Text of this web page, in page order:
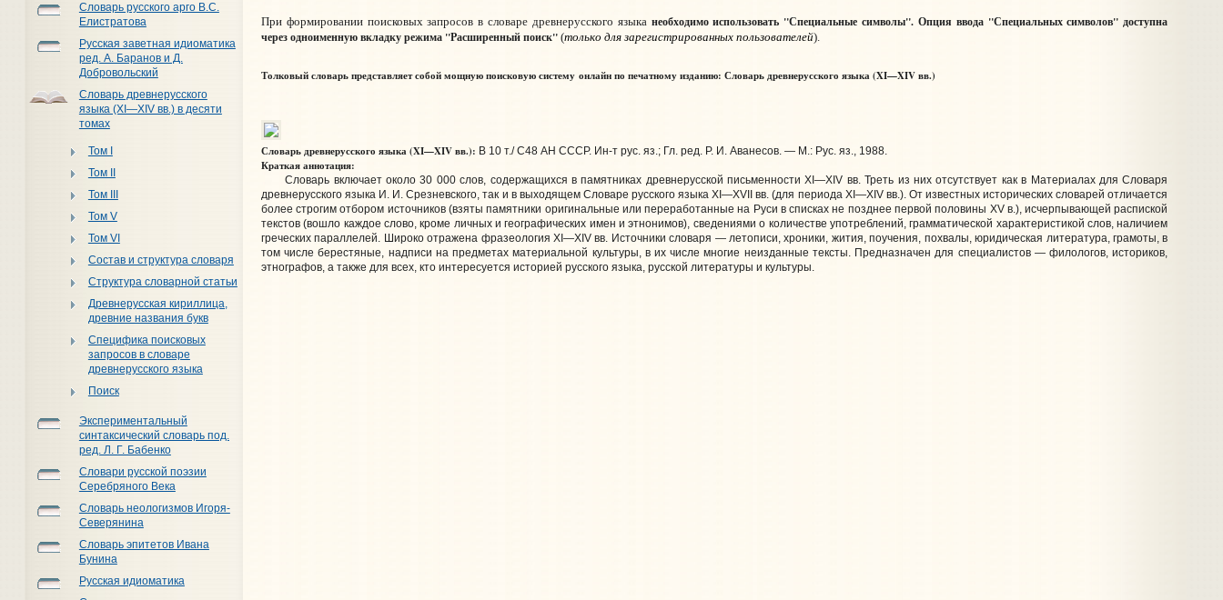
Словарь русского арго В.С.
Елистратова
Русская заветная идиоматика
ред. А. Баранов и Д.
Добровольский
Словарь древнерусского
языка (XI—XIV вв.) в десяти
томах
Том I
Том II
Том III
Том V
Том VI
Состав и структура словаря
Структура словарной статьи
Древнерусская кириллица,
древние названия букв
Специфика поисковых
запросов в словаре
древнерусского языка
Поиск
Экспериментальный
синтаксический словарь под.
ред. Л. Г. Бабенко
Словари русской поэзии
Серебряного Века
Словарь неологизмов Игоря-
Северянина
Словарь эпитетов Ивана
Бунина
Русская идиоматика
При формировании поисковых запросов в словаре древнерусского языка необходимо использовать "Специальные символы". Опция ввода "Специальных символов" доступна
через одноименную вкладку режима "Расширенный поиск"(только для зарегистрированных пользователей).
Толковый словарь представляет собой мощную поисковую систему онлайн по печатному изданию: Словарь древнерусского языка (XI—XIV вв.)
Словарь древнерусского языка (XI—XIV вв.): В 10 т./ С48 АН СССР. Ин-т рус. яз.; Гл. ред. Р. И. Аванесов. — М.: Рус. яз., 1988.
Краткая аннотация:
Словарь включает около 30 000 слов, содержащихся в памятниках древнерусской письменности XI—XIV вв. Треть из них отсутствует как в Материалах для Словаря
древнерусского языка И. И. Срезневского, так и в выходящем Словаре русского языка XI—XVII вв. (для периода XI—XIV вв.). От известных исторических словарей отличается
более строгим отбором источников (взяты памятники оригинальные или переработанные на Руси в списках не позднее первой половины XV в.), исчерпывающей распиской
текстов (вошло каждое слово, кроме личных и географических имен и этнонимов), сведениями о количестве употреблений, грамматической характеристикой слов, наличием
греческих параллелей. Широко отражена фразеология XI—XIV вв. Источники словаря — летописи, хроники, жития, поучения, похвалы, юридическая литература, грамоты, в
том числе берестяные, надписи на предметах материальной культуры, в их числе многие неизданные тексты. Предназначен для специалистов — филологов, историков,
этнографов, а также для всех, кто интересуется историей русского языка, русской литературы и культуры.